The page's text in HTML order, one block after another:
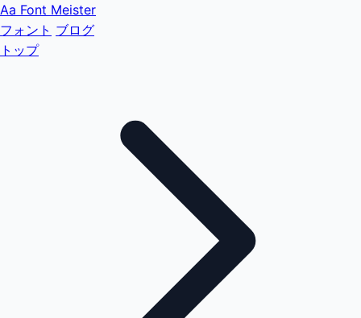
Aa Font Meister
フォント ブログ
トップ